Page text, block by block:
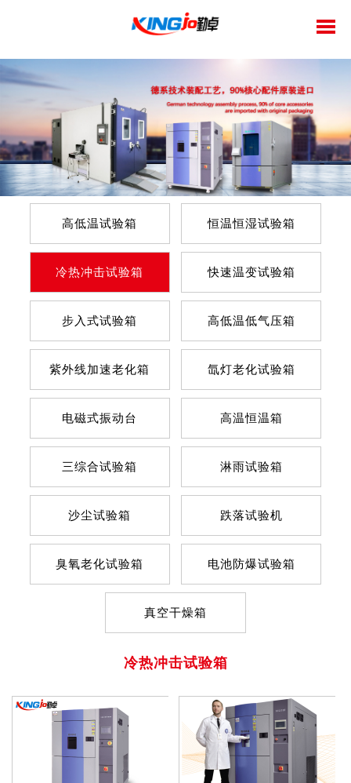
高低温试验箱 恒温恒湿试验箱
冷热冲击试验箱 快速温变试验箱
步入式试验箱 高低温低气压箱
紫外线加速老化箱 氙灯老化试验箱
电磁式振动台 高温恒温箱
三综合试验箱 淋雨试验箱
沙尘试验箱 跌落试验机
臭氧老化试验箱 电池防爆试验箱
真空干燥箱
冷热冲击试验箱